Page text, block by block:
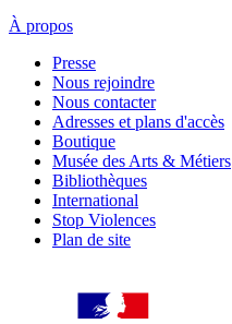
À propos
Presse
Nous rejoindre
Nous contacter
Adresses et plans d'accès
Boutique
Musée des Arts & Métiers
Bibliothèques
International
Stop Violences
Plan de site